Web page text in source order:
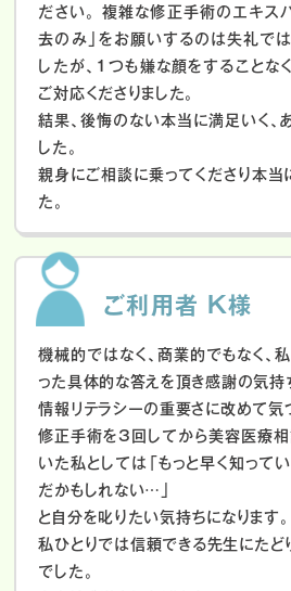
ださい。
複雑な修正手術のエキス
去のみ」をお願いするのは失礼で
したが、１つも嫌な顔をすることな
ご対応くださりました。
結果、後悔のない本当に満足いく、
した。
親身にご相談に乗ってくださり本当
た。
ご利用者 K様
機械的ではなく、商業的でもなく、
った具体的な答えを頂き感謝の気持
情報リテラシーの重要さに改めて気
修正手術を3回してから美容医療
いた私としては「もっと早く知って
だかもしれない…」
と自分を叱りたい気持ちになります。
私ひとりでは信頼できる先生にたど
でした。